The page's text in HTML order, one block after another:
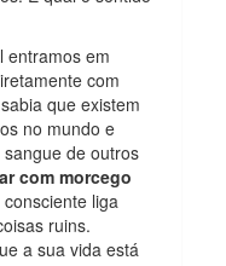
entramos em
com
que existem
no mundo e
de outros
com morcego
liga
ruins.
a sua vida está